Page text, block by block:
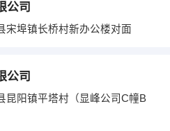
公司
宋埠镇长桥村新办公楼对面
公司
昆阳镇平塔村（显峰公司C幢B